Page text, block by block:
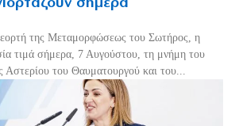
σήμερα
της Μεταμορφώσεως του Σωτήρος, η
τιμά σήμερα, 7 Αυγούστου, τη μνήμη του
Αστερίου του Θαυματουργού και του...